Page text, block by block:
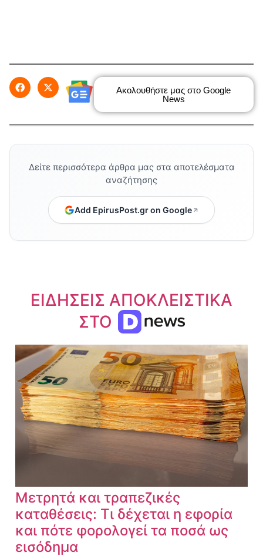
Ακολουθήστε μας στο Google
News
Δείτε περισσότερα άρθρα μας στα αποτελέσματα
αναζήτησης
Add EpirusPost.gr on Google
ΕΙΔΗΣΕΙΣ ΑΠΟΚΛΕΙΣΤΙΚΑ
ΣΤΟ
Μετρητά και τραπεζικές
καταθέσεις: Τι δέχεται η εφορία
και πότε φορολογεί τα ποσά ως
εισόδημα